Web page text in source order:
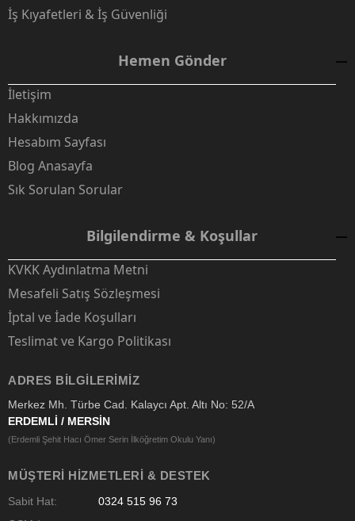
İş Kıyafetleri & İş Güvenliği
Hemen Gönder
İletişim
Hakkımızda
Hesabım Sayfası
Blog Anasayfa
Sık Sorulan Sorular
Bilgilendirme & Koşullar
KVKK Aydınlatma Metni
Mesafeli Satış Sözleşmesi
İptal ve İade Koşulları
Teslimat ve Kargo Politikası
ADRES BILGILERIMIZ
Merkez Mh. Türbe Cad. Kalaycı Apt. Altı No: 52/A
ERDEMLİ / MERSİN
(Erdemli Şehit Hacı Ömer Serin İlköğretim Okulu Yanı)
MÜŞTERI HIZMETLERI & DESTEK
Sabit Hat:
0324 515 96 73